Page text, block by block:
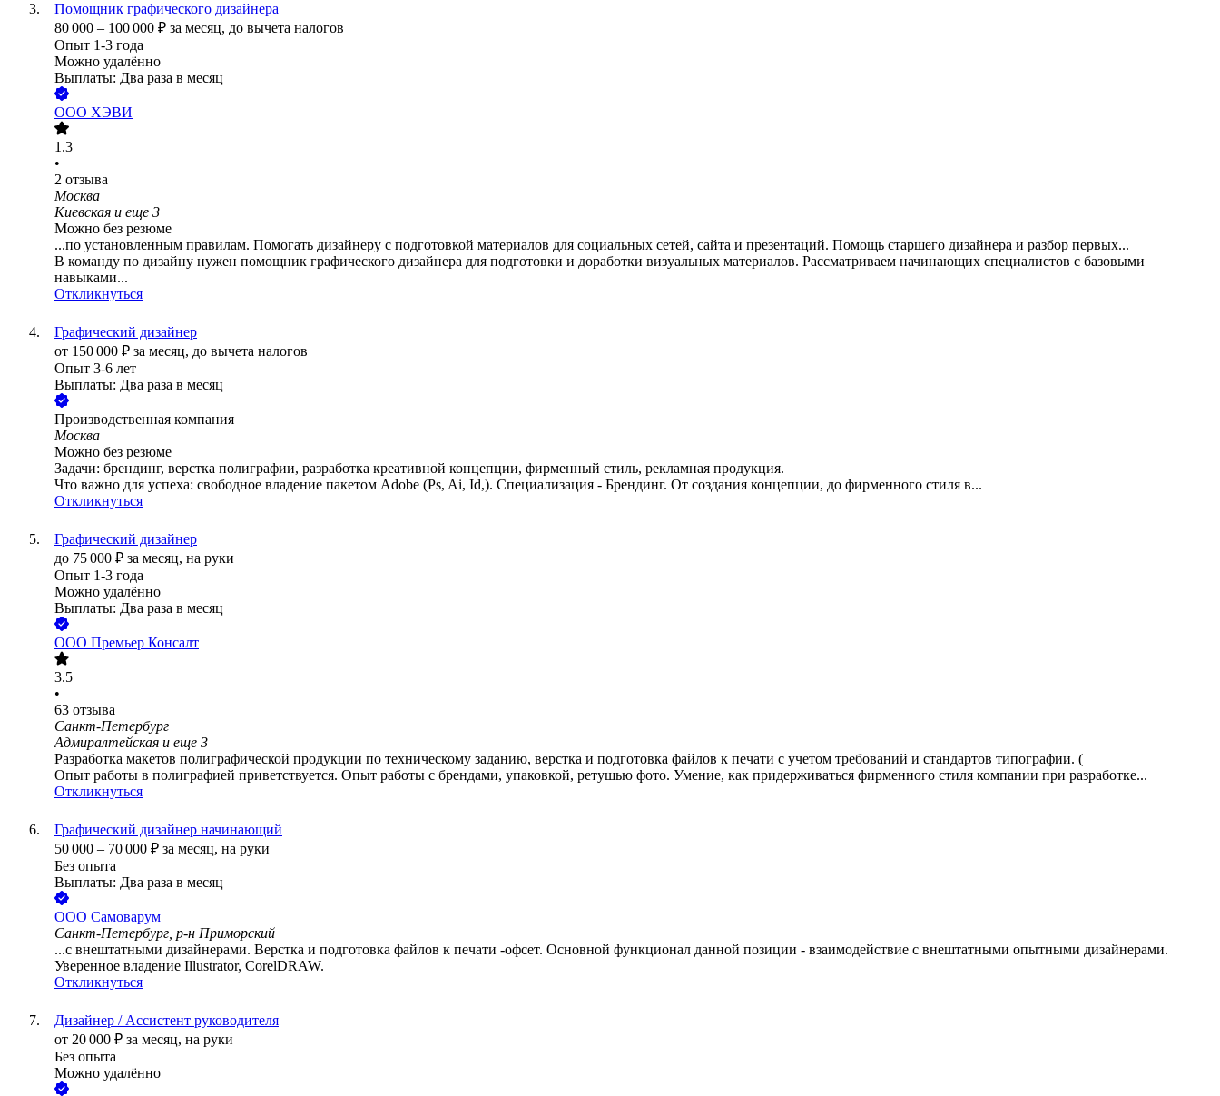
Помощник графического дизайнера
80 000 – 100 000 ₽ за месяц, до вычета налогов
Опыт 1-3 года
Можно удалённо
Выплаты: Два раза в месяц
ООО ХЭВИ
1.3
•
2 отзыва
Москва
Киевская и еще 3
Можно без резюме
...по установленным правилам. Помогать дизайнеру с подготовкой материалов для социальных сетей, сайта и презентаций. Помощь старшего дизайнера и разбор первых...
В команду по дизайну нужен помощник графического дизайнера для подготовки и доработки визуальных материалов. Рассматриваем начинающих специалистов с базовыми
навыками...
Откликнуться
Графический дизайнер
от 150 000 ₽ за месяц, до вычета налогов
Опыт 3-6 лет
Выплаты: Два раза в месяц
Производственная компания
Москва
Можно без резюме
Задачи: брендинг, верстка полиграфии, разработка креативной концепции, фирменный стиль, рекламная продукция.
Что важно для успеха: свободное владение пакетом Adobe (Ps, Ai, Id,). Специализация - Брендинг. От создания концепции, до фирменного стиля в...
Откликнуться
Графический дизайнер
до 75 000 ₽ за месяц, на руки
Опыт 1-3 года
Можно удалённо
Выплаты: Два раза в месяц
ООО Премьер Консалт
3.5
•
63 отзыва
Санкт-Петербург
Адмиралтейская и еще 3
Разработка макетов полиграфической продукции по техническому заданию, верстка и подготовка файлов к печати с учетом требований и стандартов типографии. (
Опыт работы в полиграфией приветствуется. Опыт работы с брендами, упаковкой, ретушью фото. Умение, как придерживаться фирменного стиля компании при разработке...
Откликнуться
Графический дизайнер начинающий
50 000 – 70 000 ₽ за месяц, на руки
Без опыта
Выплаты: Два раза в месяц
ООО Самоварум
Санкт-Петербург, р-н Приморский
...с внештатными дизайнерами. Верстка и подготовка файлов к печати -офсет. Основной функционал данной позиции - взаимодействие с внештатными опытными дизайнерами.
Уверенное владение Illustrator, CorelDRAW.
Откликнуться
Дизайнер / Ассистент руководителя
от 20 000 ₽ за месяц, на руки
Без опыта
Можно удалённо